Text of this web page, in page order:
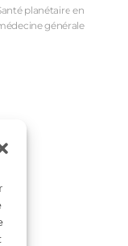
planétaire en
générale